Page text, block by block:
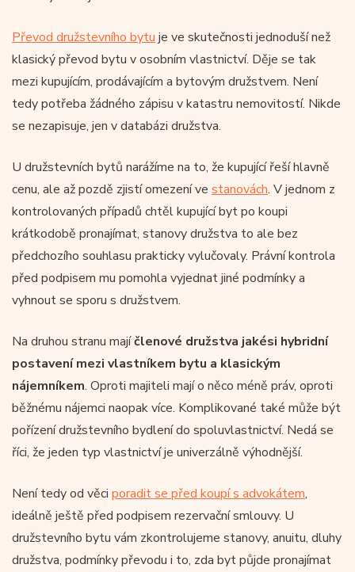
Převod družstevního bytu je ve skutečnosti jednoduší než
klasický převod bytu v osobním vlastnictví. Děje se tak
mezi kupujícím, prodávajícím a bytovým družstvem. Není
tedy potřeba žádného zápisu v katastru nemovitostí. Nikde
se nezapisuje, jen v databázi družstva.
U družstevních bytů narážíme na to, že kupující řeší hlavně
cenu, ale až pozdě zjistí omezení ve stanovách. V jednom z
kontrolovaných případů chtěl kupující byt po koupi
krátkodobě pronajímat, stanovy družstva to ale bez
předchozího souhlasu prakticky vylučovaly. Právní kontrola
před podpisem mu pomohla vyjednat jiné podmínky a
vyhnout se sporu s družstvem.
Na druhou stranu majíčlenové družstva jakési hybridní
postavení mezi vlastníkem bytu a klasickým
nájemníkem. Oproti majiteli mají o něco méně práv, oproti
běžnému nájemci naopak více. Komplikované také může být
pořízení družstevního bydlení do spoluvlastnictví. Nedá se
říci, že jeden typ vlastnictví je univerzálně výhodnější.
Není tedy od věci poradit se před koupí s advokátem,
ideálně ještě před podpisem rezervační smlouvy. U
družstevního bytu vám zkontrolujeme stanovy, anuitu, dluhy
družstva, podmínky převodu i to, zda byt půjde pronajímat